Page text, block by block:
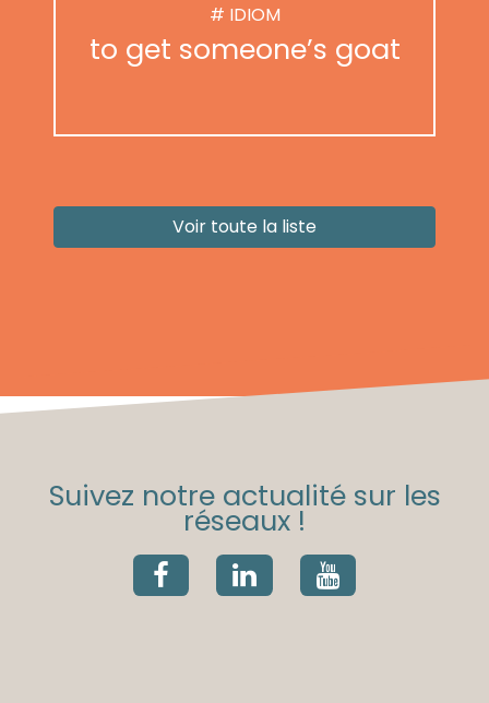
# IDIOM
to get someone’s goat
Voir toute la liste
Suivez notre actualité sur les
réseaux !